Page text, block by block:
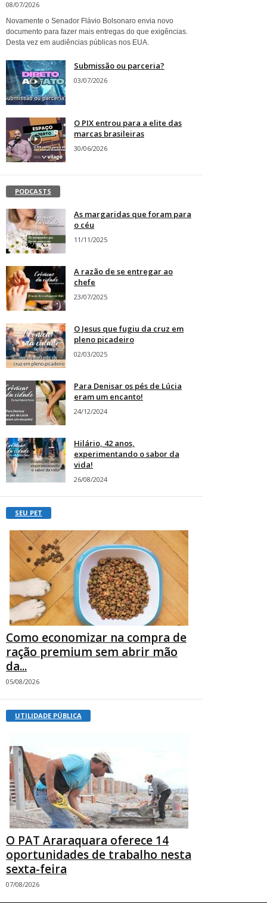
08/07/2026
Novamente o Senador Flávio Bolsonaro envia novo
documento para fazer mais entregas do que exigências.
Desta vez em audiências públicas nos EUA.
Submissão ou parceria?
03/07/2026
O PIX entrou para a elite das
marcas brasileiras
30/06/2026
PODCASTS
As margaridas que foram para
o céu
11/11/2025
A razão de se entregar ao
chefe
23/07/2025
O Jesus que fugiu da cruz em
pleno picadeiro
02/03/2025
Para Denisar os pés de Lúcia
eram um encanto!
24/12/2024
Hilário, 42 anos,
experimentando o sabor da
vida!
26/08/2024
SEU PET
Como economizar na compra de
ração premium sem abrir mão
da...
05/08/2026
UTILIDADE PÚBLICA
O PAT Araraquara oferece 14
oportunidades de trabalho nesta
sexta-feira
07/08/2026